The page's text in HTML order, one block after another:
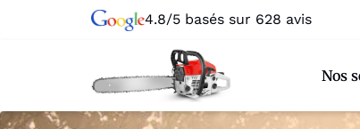
4.8/5 basés sur 628 avis
Nos